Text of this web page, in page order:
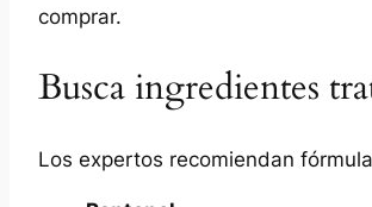
comprar.
Busca ingredientes
Los expertos recomiendan